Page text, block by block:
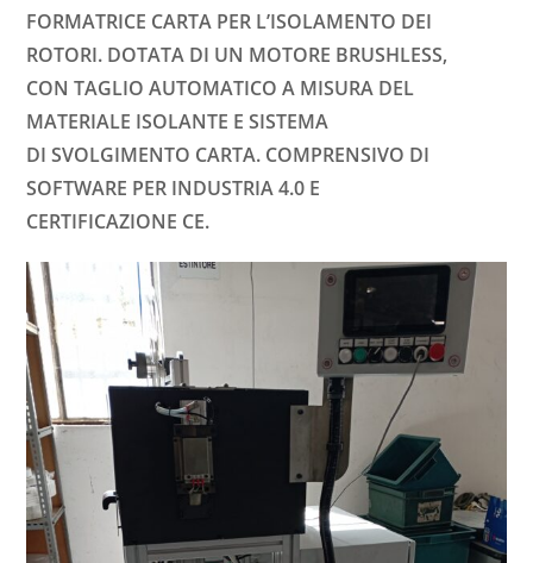
FORMATRICE CARTA PER L’ISOLAMENTO DEI
ROTORI. DOTATA DI UN MOTORE BRUSHLESS,
CON TAGLIO AUTOMATICO A MISURA DEL
MATERIALE ISOLANTE E SISTEMA
DI SVOLGIMENTO CARTA. COMPRENSIVO DI
SOFTWARE PER INDUSTRIA 4.0 E
CERTIFICAZIONE CE.